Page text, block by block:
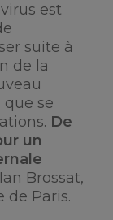
est
suite à
de la
se
De
un
Brossat,
de Paris.